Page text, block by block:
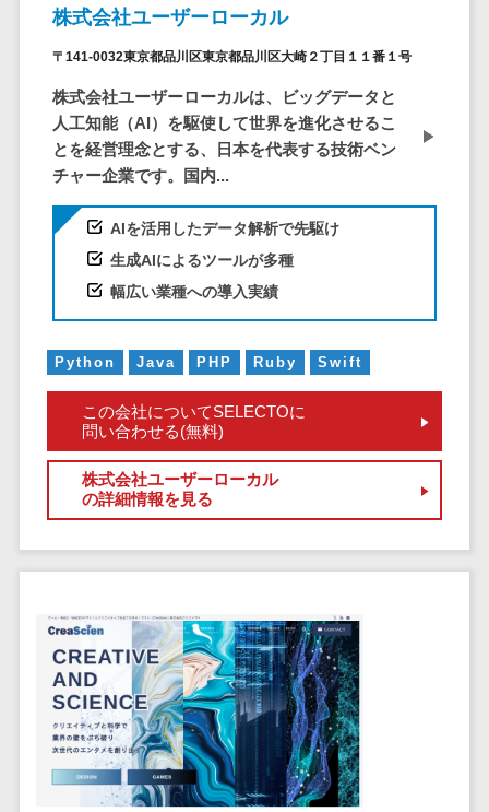
株主総会ツール>
ISMS管理ツール>
リーガルリサーチサービス>
安否確認サービス>
クラウドPBX>
オンラインアシスタント>
会議室予約システム>
セールスDX（SFA/MA）>
遠隔接客ツール>
オンライン商談ツール>
セールスイネーブルメントツール>
名刺管理サービス>
マーケティング
メール配信システム>
デジタル資産管理システム>
商品情報管理システム>
チケット管理システム>
事業戦略
マーケテ
Webマーケ
ティング
インフルエ
ケティング
ング
ティング
動画マーケ
ティング
ゲーム
ソーシャル
ゲーム
Web3.0
AI
AR/VR
IoT
補助金・助
成金サポー
ト
経理・会計・
財務
テム
Web請求書シ
ビス
請求書受領サ
予算管理シス
テム
会計ソフト
会計システム
出張管理シス
グサービス
テム
債務管理シス
テム
固定資産管理
システム
経理アウトソ
ーシング
101～200万
201～300万
円
5001～
10000万円
10000万円
株式会社ユーザーローカル
〒141-0032東京都品川区東京都品川区大崎２丁目１１番１号
株式会社ユーザーローカルは、ビッグデータと
人工知能（AI）を駆使して世界を進化させるこ
とを経営理念とする、日本を代表する技術ベン
チャー企業です。国内...
AIを活用したデータ解析で先駆け
生成AIによるツールが多種
幅広い業種への導入実績
Python Java PHP Ruby Swift
この会社についてSELECTOに
問い合わせる(無料)
株式会社ユーザーローカル
の詳細情報を見る